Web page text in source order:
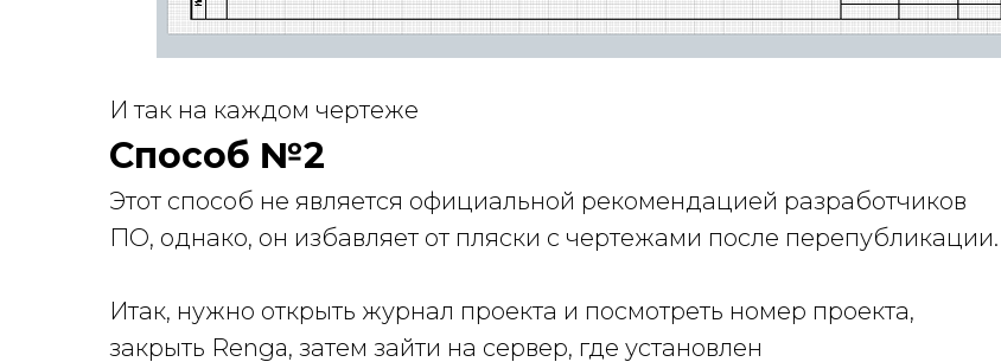
И так на каждом чертеже
Способ №2
Этот способ не является официальной рекомендацией разработчиков
ПО, однако, он избавляет от пляски с чертежами после перепубликации.
Итак, нужно открыть журнал проекта и посмотреть номер проекта,
закрыть Renga, затем зайти на сервер, где установлен